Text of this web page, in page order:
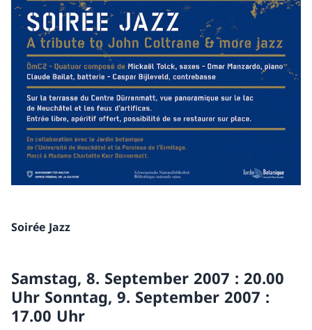
Soirée Jazz
Samstag, 8. September 2007 : 20.00
Uhr Sonntag, 9. September 2007 :
17.00 Uhr